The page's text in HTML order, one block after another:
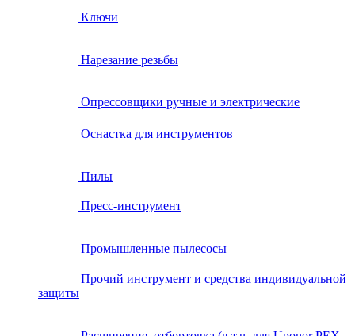
Ключи
Нарезание резьбы
Опрессовщики ручные и электрические
Оснастка для инструментов
Пилы
Пресс-инструмент
Промышленные пылесосы
Прочий инструмент и средства индивидуальной
защиты